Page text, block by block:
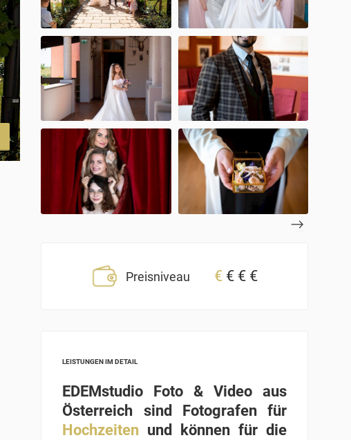
Preisniveau € € € €
LEISTUNGEN IM DETAIL
EDEMstudio Foto & Video aus
Österreich sind Fotografen für
Hochzeiten und können für die